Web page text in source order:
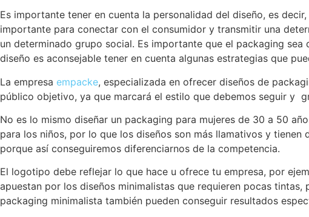
Es importante tener en cuenta la personalidad del diseño, es
importante para conectar con el consumidor y transmitir una
un determinado grupo social. Es importante que el packaging
diseño es aconsejable tener en cuenta algunas estrategias que
La empresa empacke, especializada en ofrecer diseños de
público objetivo, ya que marcará el estilo que debemos seguir y
No es lo mismo diseñar un packaging para mujeres de 30 a 50
para los niños, por lo que los diseños son más llamativos y
porque así conseguiremos diferenciarnos de la competencia.
El logotipo debe reflejar lo que hace u ofrece tu empresa, por
apuestan por los diseños minimalistas que requieren pocas
packaging minimalista también pueden conseguir resultados